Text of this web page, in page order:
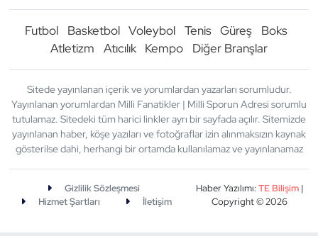
Futbol Basketbol Voleybol Tenis Güreş
Boks
Atletizm
Atıcılık Kempo Diğer Branşlar
Sitede yayınlanan içerik ve yorumlardan yazarları sorumludur.
Yayınlanan yorumlardan Milli Fanatikler | Milli Sporun Adresi sorumlu
tutulamaz. Sitedeki tüm harici linkler ayrı bir sayfada açılır. Sitemizde
yayınlanan haber, köşe yazıları ve fotoğraflar izin alınmaksızın kaynak
gösterilse dahi, herhangi bir ortamda kullanılamaz ve yayınlanamaz
Gizlilik Sözleşmesi
Hizmet Şartları
İletişim
Haber Yazılımı:TE Bilişim|
Copyright © 2026